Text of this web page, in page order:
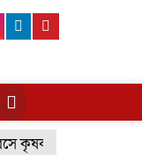
Instagram
Linkedin
দলের বিজয় র‍্যালি